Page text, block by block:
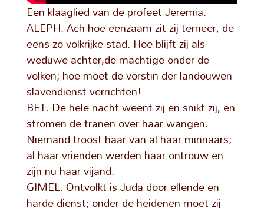
Een klaaglied van de profeet Jeremia.
ALEPH. Ach hoe eenzaam zit zij terneer, de
eens zo volkrijke stad. Hoe blijft zij als
weduwe achter,de machtige onder de
volken; hoe moet de vorstin der landouwen
slavendienst verrichten!
BET. De hele nacht weent zij en snikt zij, en
stromen de tranen over haar wangen.
Niemand troost haar van al haar minnaars;
al haar vrienden werden haar ontrouw en
zijn nu haar vijand.
GIMEL. Ontvolkt is Juda door ellende en
harde dienst; onder de heidenen moet zij